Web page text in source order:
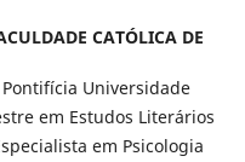
CATÓLICA DE
Universidade
em Estudos Literários
em Psicologia